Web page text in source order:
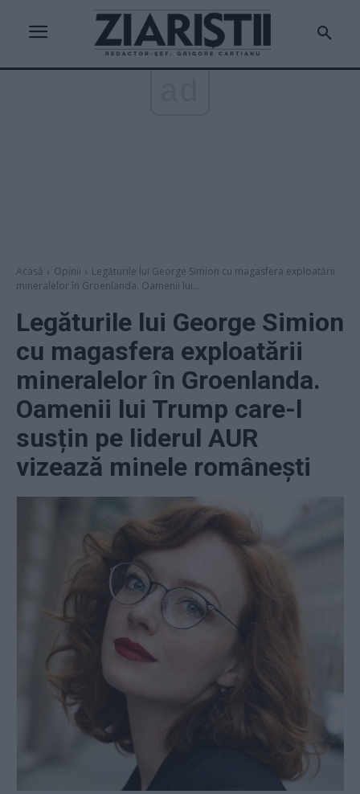
Acasă Opinii
Legăturile lui George Simion cu magasfera exploatării
mineralelor în Groenlanda. Oamenii lui...
Legăturile lui George Simion
cu magasfera exploatării
mineralelor în Groenlanda.
Oamenii lui Trump care-l
susțin pe liderul AUR
vizează minele românești